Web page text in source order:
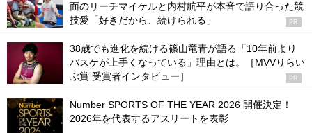
面のリーチマイケルと内村航平が本音で語り合った競
技愛「好きだから、続けられる」
PR
38歳でも進化を続ける篠山竜青が語る「10年前より
バスケが上手くなっている」理由とは。［MVVりらい
ぶ賞 受賞者インタビュー］
PR
Number SPORTS OF THE YEAR 2026 開催決定！
2026年を代表するアスリートを表彰